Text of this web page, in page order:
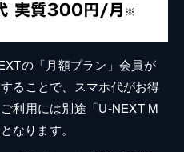
の「月額プラン」会員が
ることで、スマホ代がお得
利用には別途「U-NEXT M
なります。